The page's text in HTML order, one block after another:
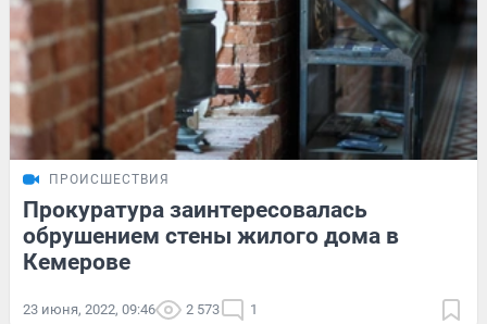
ПРОИСШЕСТВИЯ
Прокуратура заинтересовалась
обрушением стены жилого дома в
Кемерове
23 июня, 2022, 09:46 2 573 1